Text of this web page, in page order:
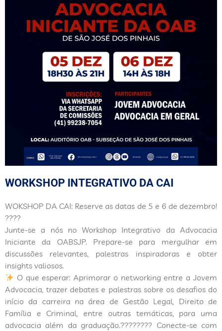
WORKSHOP INTEGRATIVO DA CAI
WOKSHOP DA CAI: Reserve as datas de 5 e 6 de dezembro!
????️
Junte-se a nós no Workshop Integrativo da Advocacia
Iniciante da OABSJP. Prepare-se para mergulhar em
discussões relevantes, palestras inspiradoras e obter
insights valiosos.
O que esperar: Aprimorar o networking entre a Jovem
Advocacia, trazer debates e palestras sobre os desafios do
início da carreira na área de Gestão Legal, Direito de
Família e Criminal, entre outras temáticas, para uma
advocacia além da graduação.???????? Conecte-se com